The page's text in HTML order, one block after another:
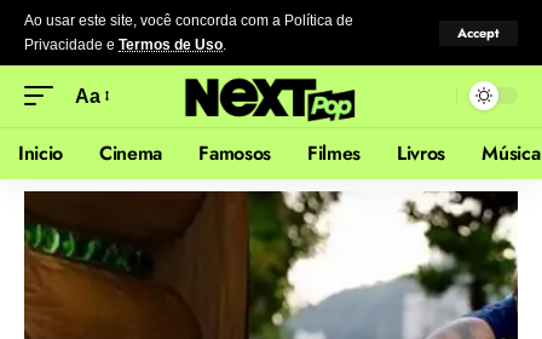
Ao usar este site, você concorda com a Política de
Privacidade e Termos de Uso.
Accept
Aa
Inicio Cinema Famosos Filmes Livros Música